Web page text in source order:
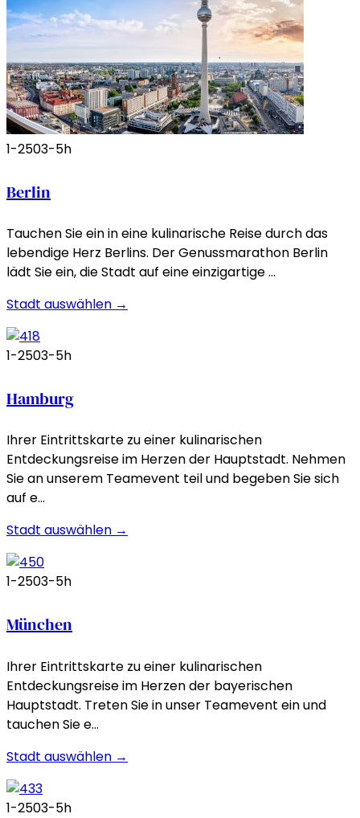
1-2503-5h
Berlin
Tauchen Sie ein in eine kulinarische Reise durch das
lebendige Herz Berlins. Der Genussmarathon Berlin
lädt Sie ein, die Stadt auf eine einzigartige …
Stadt auswählen →
1-2503-5h
Hamburg
Ihrer Eintrittskarte zu einer kulinarischen
Entdeckungsreise im Herzen der Hauptstadt. Nehmen
Sie an unserem Teamevent teil und begeben Sie sich
auf e…
Stadt auswählen →
1-2503-5h
München
Ihrer Eintrittskarte zu einer kulinarischen
Entdeckungsreise im Herzen der bayerischen
Hauptstadt. Treten Sie in unser Teamevent ein und
tauchen Sie e…
Stadt auswählen →
1-2503-5h